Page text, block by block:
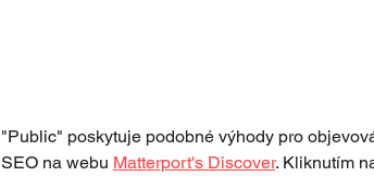
"Public" poskytuje podobné výhody pro
SEO na webu Matterport's Discover. Kliknutím